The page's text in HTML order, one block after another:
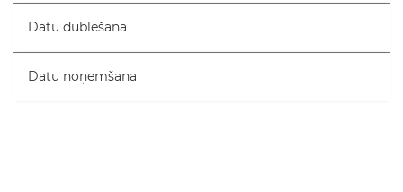
Datu dublēšana
Datu noņemšana